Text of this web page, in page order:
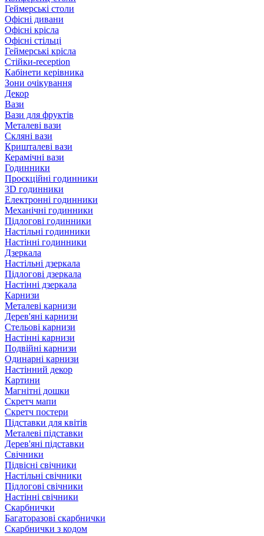
Геймерські столи
Офісні дивани
Офісні крісла
Офісні стільці
Геймерські крісла
Стійки-reception
Кабінети керівника
Зони очікування
Декор
Вази
Вази для фруктів
Металеві вази
Скляні вази
Кришталеві вази
Керамічні вази
Годинники
Проєкційні годинники
3D годинники
Електронні годинники
Механічні годинники
Підлогові годинники
Настільні годинники
Настінні годинники
Дзеркала
Настільні дзеркала
Підлогові дзеркала
Настінні дзеркала
Карнизи
Металеві карнизи
Дерев'яні карнизи
Стельові карнизи
Настінні карнизи
Подвійні карнизи
Одинарні карнизи
Настінний декор
Картини
Магнітні дошки
Скретч мапи
Скретч постери
Підставки для квітів
Металеві підставки
Дерев'яні підставки
Свічники
Підвісні свічники
Настільні свічники
Підлогові свічники
Настінні свічники
Скарбнички
Багаторазові скарбнички
Скарбнички з кодом